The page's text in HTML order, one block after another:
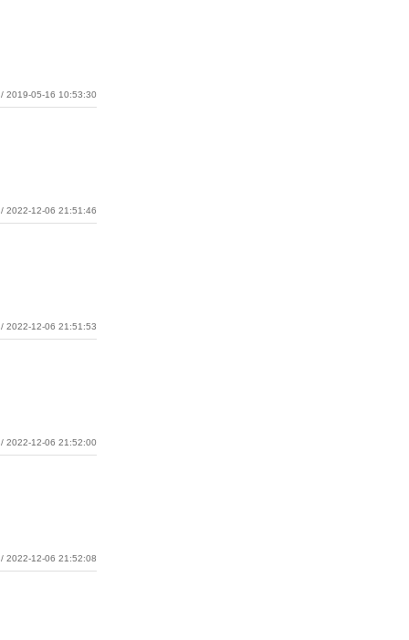
/ 2019-05-16 10:53:30
/ 2022-12-06 21:51:46
/ 2022-12-06 21:51:53
/ 2022-12-06 21:52:00
/ 2022-12-06 21:52:08